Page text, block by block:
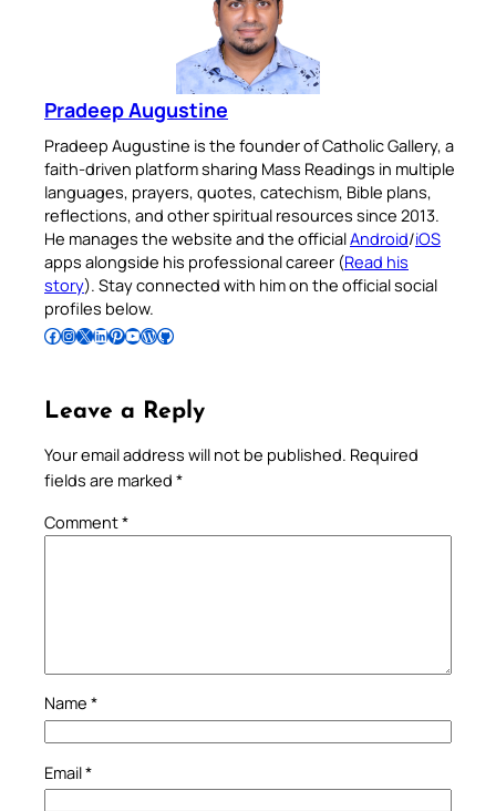
Pradeep Augustine
Pradeep Augustine is the founder of Catholic Gallery, a
faith-driven platform sharing Mass Readings in multiple
languages, prayers, quotes, catechism, Bible plans,
reflections, and other spiritual resources since 2013.
He manages the website and the officialAndroid/iOS
apps alongside his professional career (Read his
story). Stay connected with him on the official social
profiles below.
Follow Pradeep on Facebook Follow Pradeep on InstagramFollow Pradeep on X Follow Pradeep on LinkedIn Follow Pradeep on Pinterest Subscribe to Pradeep’s Youtube Channel Follow Pradeep on WordPress Follow Pradeep on GitHub
Leave a Reply
Your email address will not be published. Required
fields are marked *
Comment*
Name *
Email*